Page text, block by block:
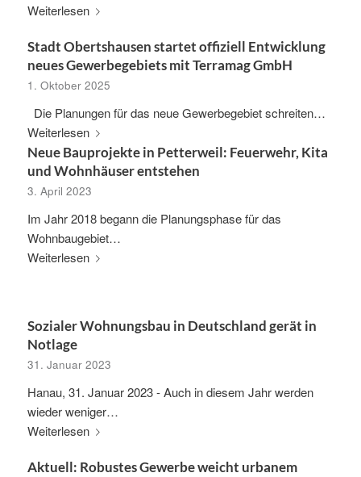
Weiterlesen
Stadt Obertshausen startet offiziell Entwicklung
neues Gewerbegebiets mit Terramag GmbH
1. Oktober 2025
Die Planungen für das neue Gewerbegebiet schreiten…
Weiterlesen
Neue Bauprojekte in Petterweil: Feuerwehr, Kita
und Wohnhäuser entstehen
3. April 2023
Im Jahr 2018 begann die Planungsphase für das
Wohnbaugebiet…
Weiterlesen
Sozialer Wohnungsbau in Deutschland gerät in
Notlage
31. Januar 2023
Hanau, 31. Januar 2023 - Auch in diesem Jahr werden
wieder weniger…
Weiterlesen
Aktuell: Robustes Gewerbe weicht urbanem